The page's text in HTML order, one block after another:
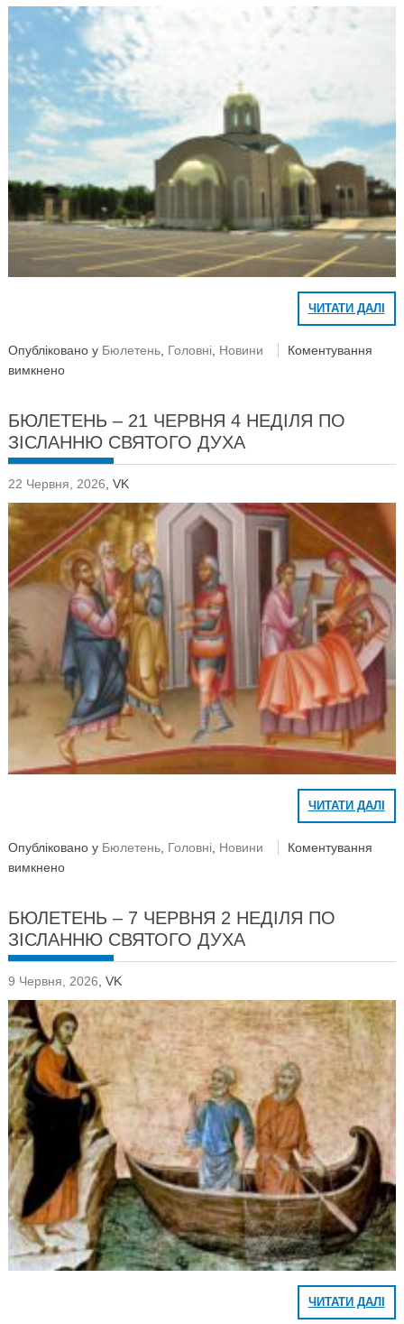
ЧИТАТИ ДАЛІ
Опубліковано у Бюлетень, Головні, Новини
Коментування
вимкнено
БЮЛЕТЕНЬ – 21 ЧЕРВНЯ 4 НЕДІЛЯ ПО
ЗІСЛАННЮ СВЯТОГО ДУХА
22 Червня, 2026,VK
ЧИТАТИ ДАЛІ
Опубліковано у Бюлетень Головні Новини
Коментування
вимкнено
БЮЛЕТЕНЬ – 7 ЧЕРВНЯ 2 НЕДІЛЯ ПО
ЗІСЛАННЮ СВЯТОГО ДУХА
9 Червня, 2026 ,VK
ЧИТАТИ ДАЛІ